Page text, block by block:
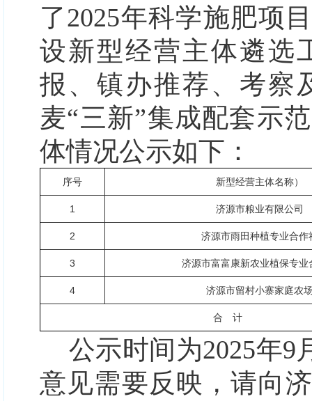
了2025年科学施肥项
设新型经营主体遴选
报、镇办推荐、考察
麦“三新”集成配套示
体情况公示如下：
序号 新型经营主体名称）
1 济源市粮业有限公司
2 济源市雨田种植专业合作
3 济源市富富康新农业植保专业
4 济源市留村小寨家庭农
合 计
公示时间为2025年9
意见需要反映，请向